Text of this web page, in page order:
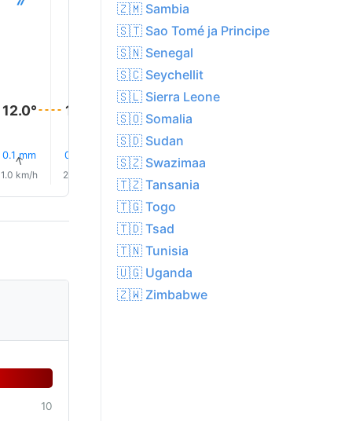
12.0°
0.1 mm
↑
1.0 km/h
12.0°
0.0 mm
2.0 km/h
12.0°
0.0 mm
↑
12.0°
↑
10
🇿🇲 Sambia
🇸🇹 Sao Tomé ja Principe
🇸🇳 Senegal
🇸🇨 Seychellit
🇸🇱 Sierra Leone
🇸🇴 Somalia
🇸🇩 Sudan
🇸🇿 Swazimaa
🇹🇿 Tansania
🇹🇬 Togo
🇹🇩 Tsad
🇹🇳 Tunisia
🇺🇬 Uganda
🇿🇼 Zimbabwe